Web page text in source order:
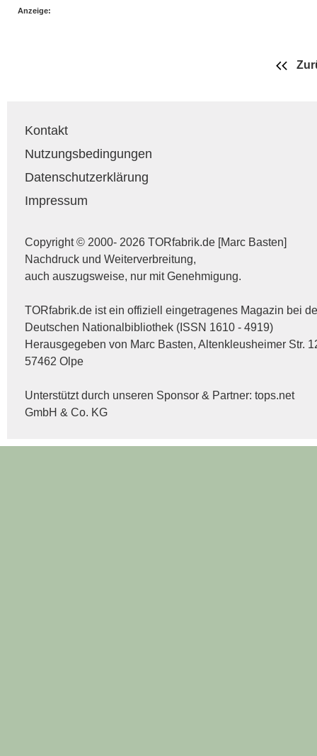
Anzeige:
Kontakt
Nutzungsbedingungen
Datenschutzerklärung
Impressum
Copyright © 2000- 2026 TORfabrik.de [Marc Basten]
Nachdruck und Weiterverbreitung,
auch auszugsweise, nur mit Genehmigung.
TORfabrik.de ist ein offiziell eingetragenes Magazin bei
Deutschen Nationalbibliothek (ISSN 1610 - 4919)
Herausgegeben von Marc Basten, Altenkleusheimer Str.
57462 Olpe
Unterstützt durch unseren Sponsor & Partner: tops.net
GmbH & Co. KG